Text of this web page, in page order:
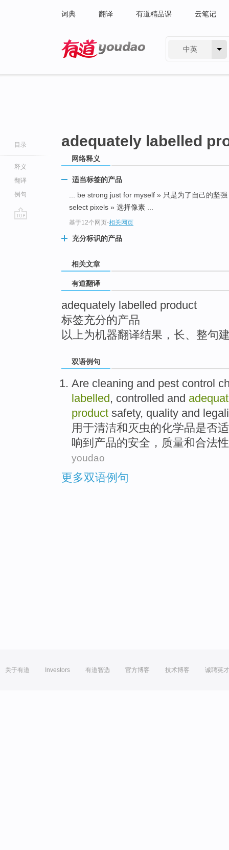
词典 翻译 有道精品课 云笔记
中英
目录
释义
翻译
例句
adequately labelled
网络释义
适当标签的产品
... be strong just for myself » 只是为了自己的坚强
select pixels » 选择像素 ...
基于12个网页-相关网页
充分标识的产品
相关文章
有道翻译
adequately labelled product
标签充分的产品
以上为机器翻译结果，长、整句
双语例句
Are cleaning and pest control
labelled, controlled and
product safety, quality and
用于清洁和灭虫的化学品是否
响到 产品的安全 ， 质量和合法
youdao
更多双语例句
关于有道 Investors 有道智选 官方博客 技术博客 诚聘英才